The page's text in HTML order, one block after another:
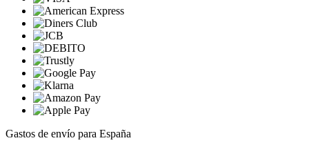
Gastos de envío para España